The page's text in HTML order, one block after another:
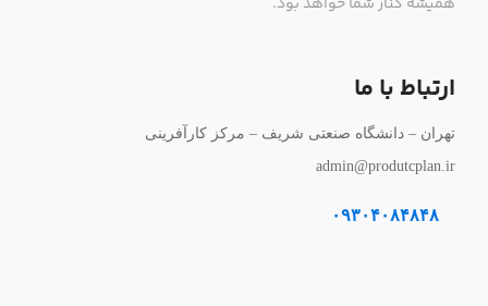
ارتباط با ما
تهران – دانشگاه صنعتی شریف – مرکز کارآفرینی
admin@produtcplan.ir
۰۹۳۰۴۰۸۴۸۴۸